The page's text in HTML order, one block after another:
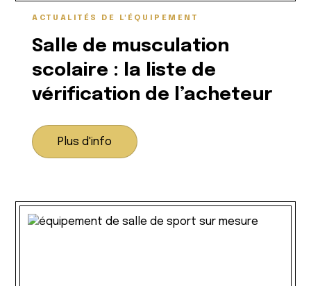
ACTUALITÉS DE L'ÉQUIPEMENT
Salle de musculation
scolaire : la liste de
vérification de l’acheteur
Plus d'info